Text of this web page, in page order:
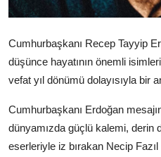
E-GAZETE
Cumhurbaşkanı Recep Tayyip
düşünce hayatının önemli
vefat yıl dönümü dolayısıyla bir
Cumhurbaşkanı Erdoğan
dünyamızda güçlü kalemi, derin
eserleriyle iz bırakan Necip Fazıl